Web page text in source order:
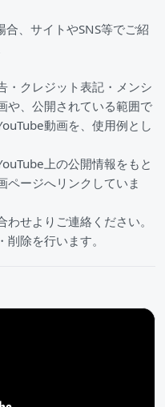
、サイトやSNS等でご紹
・クレジット表記・メンシ
や、公開されている範囲で
動画を、使用例とし
上の公開情報をもと
ページへリンクしていま
せよりご連絡ください。
除を行います。